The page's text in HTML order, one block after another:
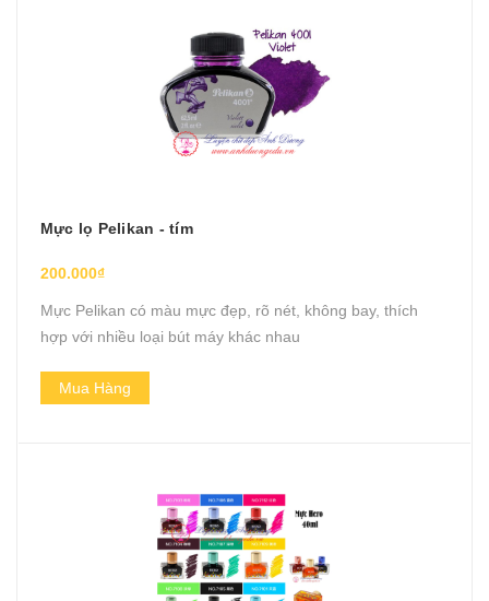
Mực lọ Pelikan - tím
200.000₫
Mực Pelikan có màu mực đẹp, rõ nét, không bay, thích
hợp với nhiều loại bút máy khác nhau
Mua Hàng